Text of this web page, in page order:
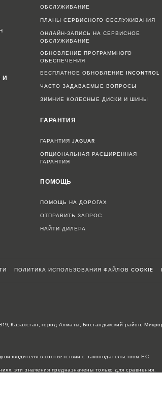
И
ОБСЛУЖИВАНИЕ
ПЛАНЫ СЕРВИСНОГО ОБСЛУЖИВАНИЯ
ОНЛАЙН-ЗАПИСЬ НА СЕРВИСНОЕ
ОБСЛУЖИВАНИЕ
ОБНОВЛЕНИЕ ПРОГРАММНОГО
ОБЕСПЕЧЕНИЯ
БЕСПЛАТНОЕ ОБНОВЛЕНИЕ INCONTROL
ЧАСТО ЗАДАВАЕМЫЕ ВОПРОСЫ
ЗИМНИЕ КОЛЕСНЫЕ ДИСКИ И ШИНЫ
ГАРАНТИЯ
ГАРАНТИЯ JAGUAR
ОПЦИОНАЛЬНАЯ РАСШИРЕННАЯ
ГАРАНТИЯ
ПОМОЩЬ
ПОМОЩЬ НА ДОРОГАХ
ОТПРАВИТЬ ЗАПРОС
НАЙТИ ДИЛЕРА
ПОЛИТИКА ИСПОЛЬЗОВАНИЯ ФАЙЛОВ COOKIE
Казахстан, город Алматы, Бостандыкский район,
в соответствии с законодательством ЕС.
эти значения предназначены только для сравнения.
у авторизованных дилеров.